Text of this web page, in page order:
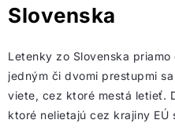
Slovenska
Letenky zo Slovenska
jedným či dvomi prestupmi
viete, cez ktoré mestá letieť.
ktoré nelietajú cez krajiny